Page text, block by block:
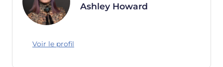
Ashley Howard
Voir le profil